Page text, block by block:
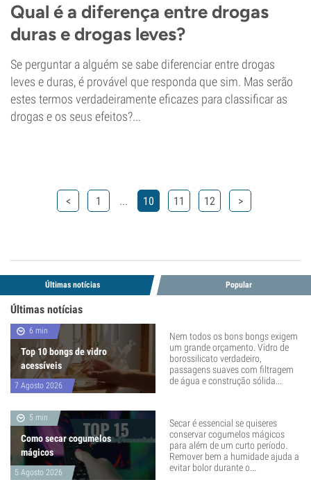
Qual é a diferença entre drogas
duras e drogas leves?
Se perguntar a alguém se sabe diferenciar entre drogas
leves e duras, é provável que responda que sim. Mas serão
estes termos verdadeiramente eficazes para classificar as
drogas e os seus efeitos?...
< 1 ... 10 11 12 >
Últimas notícias Popular
Últimas notícias
6 min
Top 10 bongs de vidro
acessíveis
7 Agosto 2026
Nem todos os bons bongs exigem
um grande orçamento. Vidro de
borossilicato verdadeiro,
passagens suaves com filtragem
de água e construção sólida...
5 min
Como secar cogumelos
mágicos
5 Agosto 2026
Secar é essencial se quiseres
conservar cogumelos mágicos
para além de um curto período.
Remover bem a humidade ajuda a
evitar bolor durante o...